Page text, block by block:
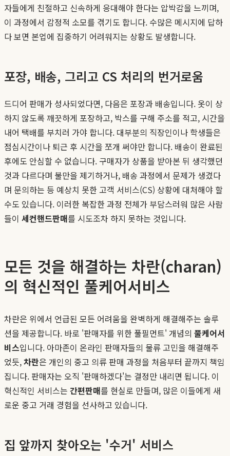
자들에게 친절하고 신속하게 응대해야 한다는 압박감을 느끼며,
이 과정에서 감정적 소모를 겪기도 합니다. 수많은 메시지에 답하
다 보면 본업에 집중하기 어려워지는 상황도 발생합니다.
포장, 배송, 그리고 CS 처리의 번거로움
드디어 판매가 성사되었다면, 다음은 포장과 배송입니다. 옷이 상
하지 않도록 깨끗하게 포장하고, 박스를 구해 주소를 적고, 시간을
내어 택배를 부치러 가야 합니다. 대부분의 직장인이나 학생들은
점심시간이나 퇴근 후 시간을 쪼개 써야만 합니다. 배송이 완료된
후에도 안심할 수 없습니다. 구매자가 상품을 받아본 뒤 생각했던
것과 다르다며 불만을 제기하거나, 배송 과정에서 문제가 생겼다
며 문의하는 등 예상치 못한 고객 서비스(CS) 상황에 대처해야 할
수도 있습니다. 이러한 복잡한 과정 전체가 부담스러워 많은 사람
들이 세컨핸드판매를 시도조차 하지 못하는 것입니다.
모든 것을 해결하는 차란(charan)
의 혁신적인 풀케어서비스
차란은 위에서 언급된 모든 어려움을 완벽하게 해결해주는 솔루
션을 제공합니다. 바로 '판매자를 위한 풀필먼트' 개념의 풀케어서
비스입니다. 아마존이 온라인 판매자들의 물류 고민을 해결해주
었듯,차란은 개인의 중고 의류 판매 과정을 처음부터 끝까지 책임
집니다. 판매자는 오직 '판매하겠다'는 결정만 내리면 됩니다. 이
혁신적인 서비스는 간편판매를 현실로 만들며, 많은 이들에게 새
로운 중고 거래 경험을 선사하고 있습니다.
집 앞까지 찾아오는 '수거' 서비스